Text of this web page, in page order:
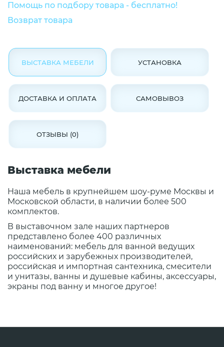
Помощь по подбору товара - бесплатно!
Возврат товара
ВЫСТАВКА МЕБЕЛИ УСТАНОВКА
ДОСТАВКА И ОПЛАТА САМОВЫВОЗ
ОТЗЫВЫ (0)
Выставка мебели
Наша мебель в крупнейшем шоу-руме Москвы и
Московской области, в наличии более 500
комплектов.
В выставочном зале наших партнеров
представлено более 400 различных
наименований: мебель для ванной ведущих
российских и зарубежных производителей,
российская и импортная сантехника, смесители
и унитазы, ванны и душевые кабины, аксессуары,
экраны под ванну и многое другое!